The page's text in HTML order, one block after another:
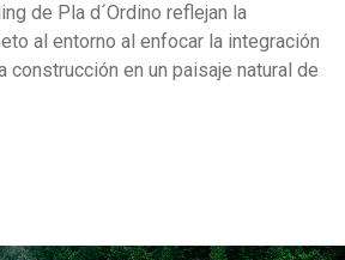
de Pla d´Ordino reflejan la
al entorno al enfocar la integración
construcción en un paisaje natural de